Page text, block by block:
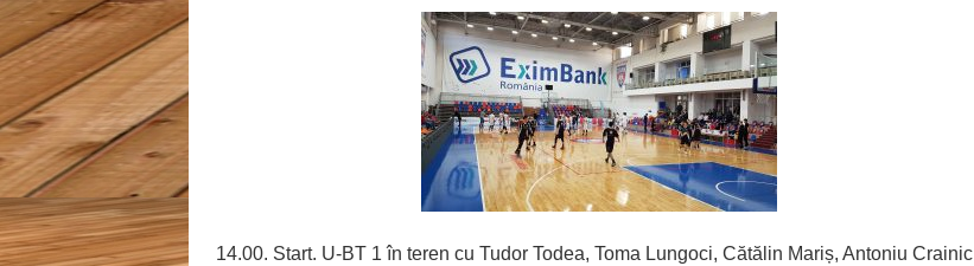
14.00. Start. U-BT 1 în teren cu Tudor Todea, Toma Lungoci, Cătălin Mariș, Antoniu Crainic